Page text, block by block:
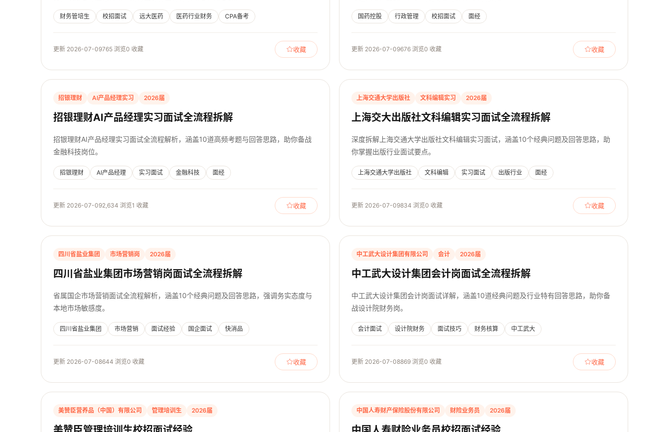
财务管培生 校招面试 远大医药 医药行业财务 CPA备考
更新 2026-07-09765 浏览0 收藏 收藏
国药控股 行政管理 校招面试 面经
更新 2026-07-09676 浏览0 收藏 收藏
招银理财 AI产品经理实习 2026届
招银理财AI产品经理实习面试全流程拆解
招银理财AI产品经理实习面试全流程解析，涵盖10道高频考题与回答思路，助你备战
金融科技岗位。
招银理财 AI产品经理 实习面试 金融科技 面经
更新 2026-07-092,634 浏览1 收藏 收藏
上海交通大学出版社 文科编辑实习 2026届
上海交大出版社文科编辑实习面试全流程拆解
深度拆解上海交通大学出版社文科编辑实习面试，涵盖10个经典问题及回答思路，助
你掌握出版行业面试要点。
上海交通大学出版社 文科编辑 实习面试 出版行业 面经
更新 2026-07-09834 浏览0 收藏 收藏
四川省盐业集团 市场营销岗 2026届
四川省盐业集团市场营销岗面试全流程拆解
省属国企市场营销面试全流程解析，涵盖10个经典问题及回答思路，强调务实态度与
本地市场敏感度。
四川省盐业集团 市场营销 面试经验 国企面试 快消品
更新 2026-07-08644 浏览0 收藏 收藏
中工武大设计集团有限公司 会计 2026届
中工武大设计集团会计岗面试全流程拆解
中工武大设计集团会计岗面试详解，涵盖10道经典问题及行业特有回答思路，助你备
战设计院财务岗。
会计面试 设计院财务 面试技巧 财务核算 中工武大
更新 2026-07-08869 浏览0 收藏 收藏
美赞臣营养品（中国）有限公司 管理培训生 2026届 中国人寿财产保险股份有限公司 财险业务员 2026届